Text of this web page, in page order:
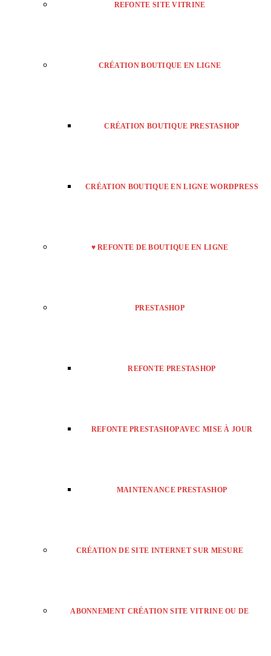
REFONTE SITE VITRINE
CRÉATION BOUTIQUE EN LIGNE
CRÉATION BOUTIQUE PRESTASHOP
CRÉATION BOUTIQUE EN LIGNE WORDPRESS
♥ REFONTE DE BOUTIQUE EN LIGNE
PRESTASHOP
REFONTE PRESTASHOP
REFONTE PRESTASHOP AVEC MISE À JOUR
MAINTENANCE PRESTASHOP
CRÉATION DE SITE INTERNET SUR MESURE
ABONNEMENT CRÉATION SITE VITRINE OU DE